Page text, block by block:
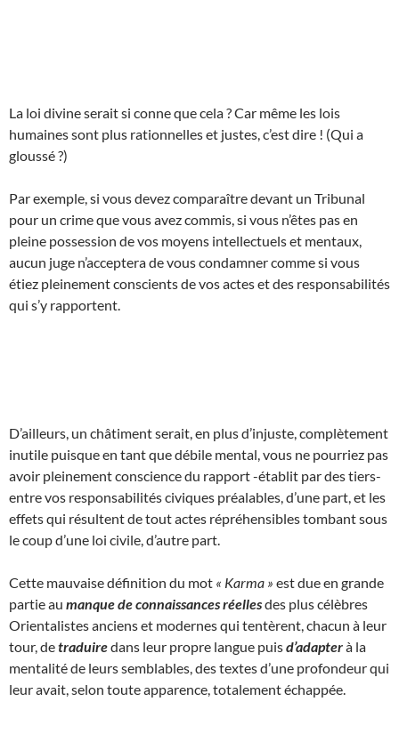
La loi divine serait si conne que cela ? Car même les lois
humaines sont plus rationnelles et justes, c’est dire ! (Qui a
gloussé ?)
Par exemple, si vous devez comparaître devant un Tribunal
pour un crime que vous avez commis, si vous n’êtes pas en
pleine possession de vos moyens intellectuels et mentaux,
aucun juge n’acceptera de vous condamner comme si vous
étiez pleinement conscients de vos actes et des responsabilités
qui s’y rapportent.
D’ailleurs, un châtiment serait, en plus d’injuste, complètement
inutile puisque en tant que débile mental, vous ne pourriez pas
avoir pleinement conscience du rapport -établit par des tiers-
entre vos responsabilités civiques préalables, d’une part, et les
effets qui résultent de tout actes répréhensibles tombant sous
le coup d’une loi civile, d’autre part.
Cette mauvaise définition du mot « Karma » est due en grande
partie au manque de connaissances réellesdes plus célèbres
Orientalistes anciens et modernes qui tentèrent, chacun à leur
tour, detraduiredans leur propre langue puisd’adapterà la
mentalité de leurs semblables, des textes d’une profondeur qui
leur avait, selon toute apparence, totalement échappée.